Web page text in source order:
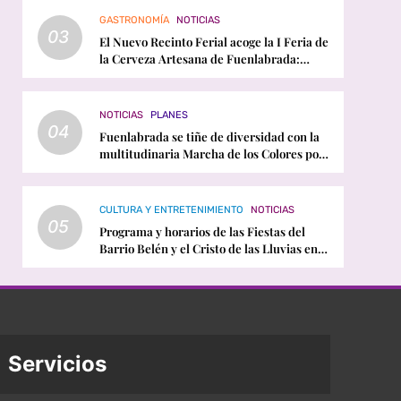
03
GASTRONOMÍA NOTICIAS
El Nuevo Recinto Ferial acoge la I Feria de
la Cerveza Artesana de Fuenlabrada:
horarios, conciertos y programación
04
NOTICIAS PLANES
Fuenlabrada se tiñe de diversidad con la
multitudinaria Marcha de los Colores por
el Orgullo LGTBI
05
CULTURA Y ENTRETENIMIENTO NOTICIAS
Programa y horarios de las Fiestas del
Barrio Belén y el Cristo de las Lluvias en
Fuenlabrada
Servicios